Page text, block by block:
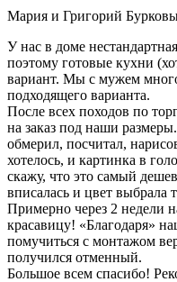
Мария и Григорий
У нас в доме
поэтому готовые кухни
вариант. Мы с мужем
подходящего варианта.
После всех походов по
на заказ под наши
обмерил, посчитал,
хотелось, и картинка в
скажу, что это самый
вписалась и цвет выбрала
Примерно через 2 недели
красавицу! «Благодаря»
помучиться с монтажом
получился отменный.
Большое всем спасибо!